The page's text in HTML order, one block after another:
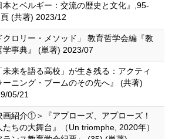
本とベルギー：交流の歴史と文化』,95-
(共著) 2023/12
クロリー・メソッド」 教育哲学会編『教
学事典』 (単著) 2023/07
未来を語る高校」が生き残る：アクティ
ーニング・ブームのその先へ』 (共著)
05/21
画紹介①＞『アプローズ、アプローズ！
たちの大舞台』（Un triomphe, 2020年）